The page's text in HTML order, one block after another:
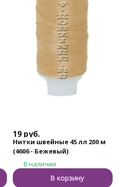
19 руб.
Нитки швейные 45 лл 200 м
(4606 - Бежевый)
В наличии
В корзину